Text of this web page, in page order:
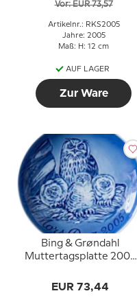
Vor: EUR 73,57
Artikelnr.: RKS2005
Jahre: 2005
Maß: H: 12 cm
AUF LAGER
Zur Ware
Bing & Grøndahl
Muttertagsplatte 2005
EUR 73,44